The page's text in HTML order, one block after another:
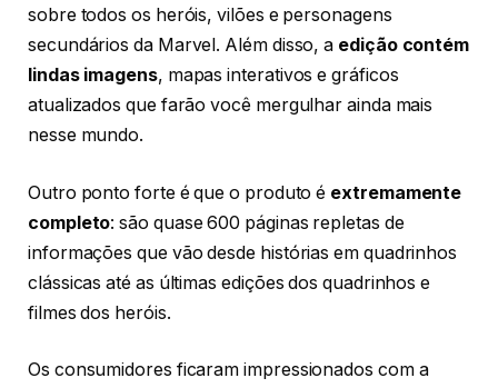
sobre todos os heróis, vilões e personagens
secundários da Marvel. Além disso, a edição contém
lindas imagens, mapas interativos e gráficos
atualizados que farão você mergulhar ainda mais
nesse mundo.
Outro ponto forte é que o produto é extremamente
completo: são quase 600 páginas repletas de
informações que vão desde histórias em quadrinhos
clássicas até as últimas edições dos quadrinhos e
filmes dos heróis.
Os consumidores ficaram impressionados com a